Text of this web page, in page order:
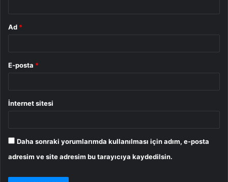
Ad *
E-posta *
İnternet sitesi
Daha sonraki yorumlarımda kullanılması için adım, e-posta
adresim ve site adresim bu tarayıcıya kaydedilsin.